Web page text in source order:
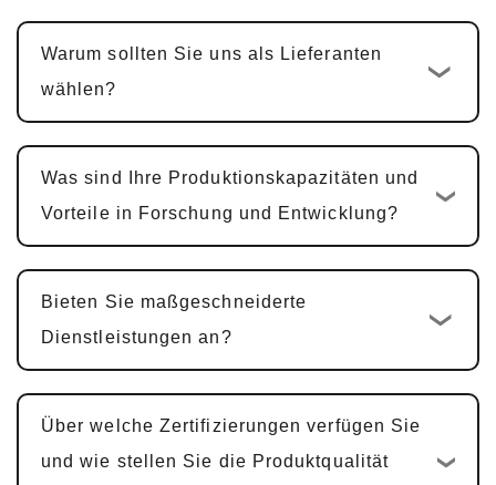
wird innerhalb von abgeschlossen1-2
Werktage, zusammen mit einem
technischen Vorschlag.
Kundenspezifisches Design und
Werktage. Für multifunktionale PCBA-
Produkte, einschließlich Hardware-Design,
PCBA-Design und Software-Entwicklung,
beträgt der Zyklus typischerweise25-30
Warum sollten Sie uns als Lieferanten
wählen?
Was sind Ihre Produktionskapazitäten und
Vorteile in Forschung und Entwicklung?
Bieten Sie maßgeschneiderte
Dienstleistungen an?
Über welche Zertifizierungen verfügen Sie
und wie stellen Sie die Produktqualität